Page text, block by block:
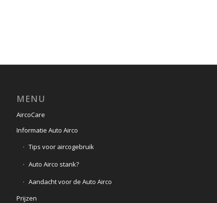
MENU
AircoCare
Informatie Auto Airco
Tips voor aircogebruik
Auto Airco stank?
Aandacht voor de Auto Airco
Prijzen